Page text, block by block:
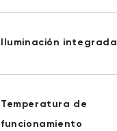
Iluminación integrada
Temperatura de
funcionamiento